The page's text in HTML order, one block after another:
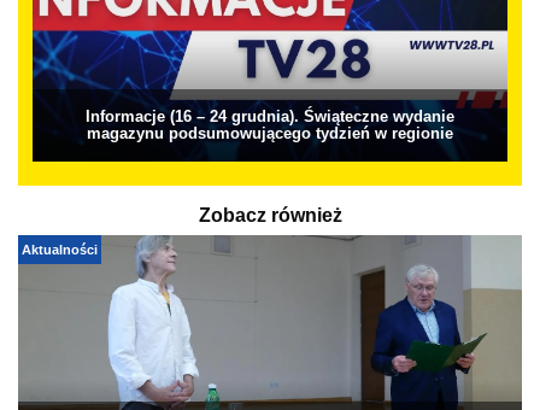
Informacje (16 – 24 grudnia). Świąteczne wydanie
magazynu podsumowującego tydzień w regionie
Zobacz również
Aktualności